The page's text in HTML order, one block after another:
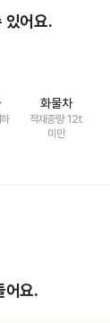
있어요.
화물차
적재중량 12t
미만
어요.